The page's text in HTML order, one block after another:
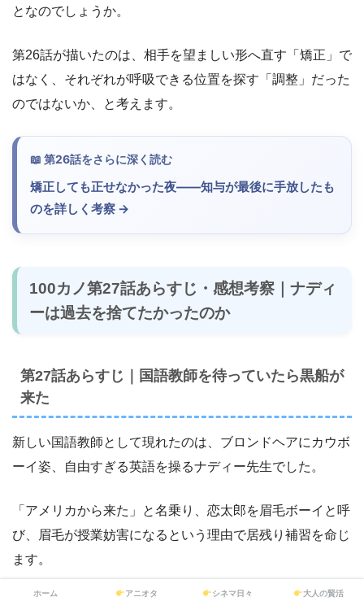
となのでしょうか。
第26話が描いたのは、相手を望ましい形へ直す「矯正」で
はなく、それぞれが呼吸できる位置を探す「調整」だった
のではないか、と考えます。
第26話をさらに深く読む
矯正しても正せなかった夜――知与が最後に手放したも
のを詳しく考察 →
100カノ第27話あらすじ・感想考察｜ナディ
ーは過去を捨てたかったのか
第27話あらすじ｜国語教師を待っていたら黒船が
来た
新しい国語教師として現れたのは、ブロンドヘアにカウボ
ーイ姿、自由すぎる英語を操るナディー先生でした。
「アメリカから来た」と名乗り、恋太郎を眉毛ボーイと呼
び、眉毛が授業妨害になるという理由で居残り補習を命じ
ます。
ホーム アニオタ シネマ日々 大人の賢活